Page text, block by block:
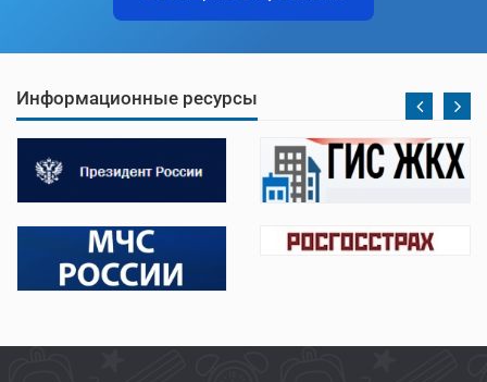
Информационные ресурсы